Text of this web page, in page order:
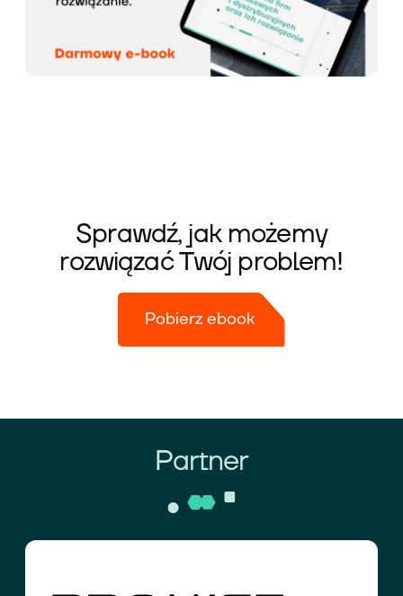
Sprawdź, jak możemy
rozwiązać Twój problem!
Pobierz ebook
Partner